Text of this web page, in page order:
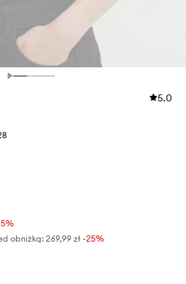
5.0
obniżką: 269,99 zł -25%